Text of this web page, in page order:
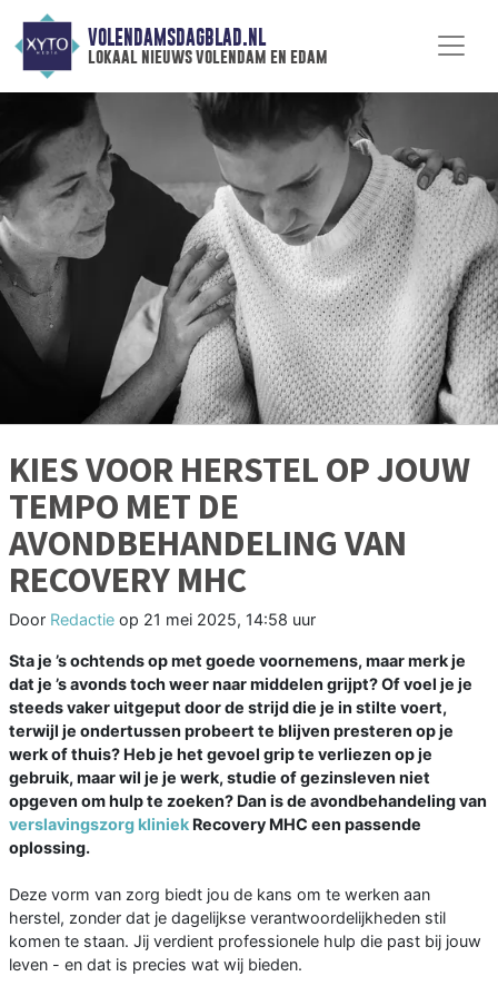
VOLENDAMSDAGBLAD.NL
lokaal nieuws volendam en edam
KIES VOOR HERSTEL OP JOUW
TEMPO MET DE
AVONDBEHANDELING VAN
RECOVERY MHC
Door Redactie op 21 mei 2025, 14:58 uur
Sta je ’s ochtends op met goede voornemens, maar merk je
dat je ’s avonds toch weer naar middelen grijpt? Of voel je je
steeds vaker uitgeput door de strijd die je in stilte voert,
terwijl je ondertussen probeert te blijven presteren op je
werk of thuis? Heb je het gevoel grip te verliezen op je
gebruik, maar wil je je werk, studie of gezinsleven niet
opgeven om hulp te zoeken? Dan is de avondbehandeling van
verslavingszorg kliniek Recovery MHC een passende
oplossing.
Deze vorm van zorg biedt jou de kans om te werken aan
herstel, zonder dat je dagelijkse verantwoordelijkheden stil
komen te staan. Jij verdient professionele hulp die past bij jouw
leven - en dat is precies wat wij bieden.